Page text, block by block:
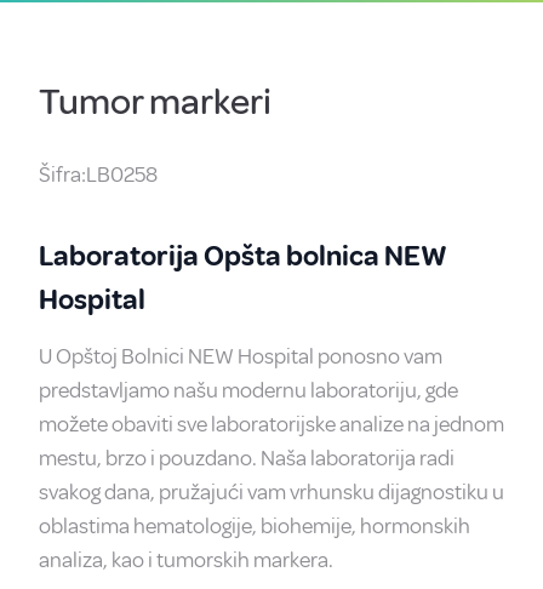
Tumor markeri
Šifra:LB0258
Laboratorija Opšta bolnica NEW
Hospital
U Opštoj Bolnici NEW Hospital ponosno vam
predstavljamo našu modernu laboratoriju, gde
možete obaviti sve laboratorijske analize na jednom
mestu, brzo i pouzdano. Naša laboratorija radi
svakog dana, pružajući vam vrhunsku dijagnostiku u
oblastima hematologije, biohemije, hormonskih
analiza, kao i tumorskih markera.